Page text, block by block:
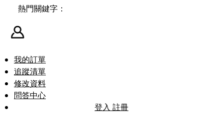
熱門關鍵字：
我的訂單
追蹤清單
修改資料
問答中心
登入 註冊